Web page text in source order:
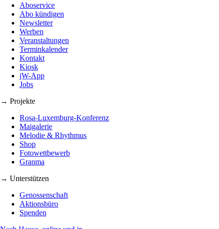
Aboservice
Abo kündigen
Newsletter
Werben
Veranstaltungen
Terminkalender
Kontakt
Kiosk
jW-App
Jobs
→ Projekte
Rosa-Luxemburg-Konferenz
Maigalerie
Melodie & Rhythmus
Shop
Fotowettbewerb
Granma
→ Unterstützen
Genossenschaft
Aktionsbüro
Spenden